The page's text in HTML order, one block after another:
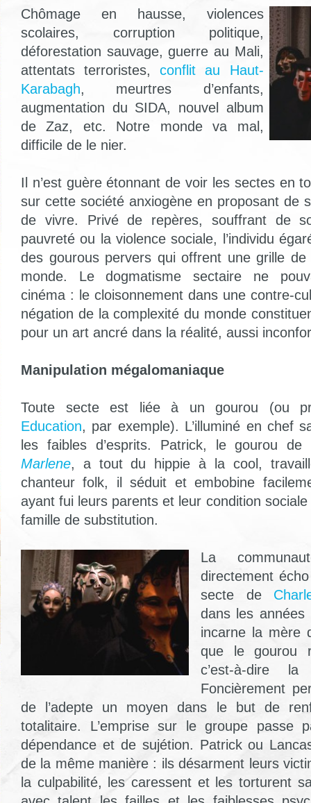
Chômage en hausse, violences
scolaires, corruption politique,
déforestation sauvage, guerre au Mali,
attentats terroristes,conflit au Haut-
Karabagh, meurtres d’enfants,
augmentation du SIDA, nouvel album
de Zaz, etc. Notre monde va mal,
difficile de le nier.
Il n’est guère étonnant de voir les sectes en
sur cette société anxiogène en proposant de
de vivre. Privé de repères, souffrant de
pauvreté ou la violence sociale, l’individu
des gourous pervers qui offrent une grille de
monde. Le dogmatisme sectaire ne
cinéma : le cloisonnement dans une contre-
négation de la complexité du monde
pour un art ancré dans la réalité, aussi
Manipulation mégalomaniaque
Toute secte est liée à un gourou (ou
Education, par exemple). L’illuminé en chef
les faibles d’esprits. Patrick, le gourou de
Marlene, a tout du hippie à la cool,
chanteur folk, il séduit et embobine
ayant fui leurs parents et leur condition sociale
famille de substitution.
La
directement
secte de
dans les années
incarne la mère
que le gourou
c’est-à-dire
Foncièrement
de l’adepte un moyen dans le but de
totalitaire. L’emprise sur le groupe passe
dépendance et de sujétion. Patrick ou
de la même manière : ils désarment leurs
la culpabilité, les caressent et les torturent